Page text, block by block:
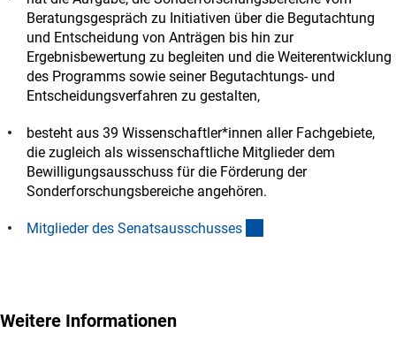
Beratungsgespräch zu Initiativen über die Begutachtung
und Entscheidung von Anträgen bis hin zur
Ergebnisbewertung zu begleiten und die Weiterentwicklung
des Programms sowie seiner Begutachtungs- und
Entscheidungsverfahren zu gestalten,
besteht aus 39 Wissenschaftler*innen aller Fachgebiete,
die zugleich als wissenschaftliche Mitglieder dem
Bewilligungsausschuss für die Förderung der
Sonderforschungsbereiche angehören.
Mitglieder des Senatsausschusses
Weitere Informationen